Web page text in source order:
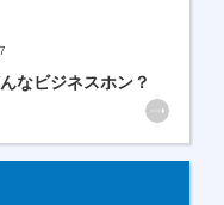
なビジネスホン？